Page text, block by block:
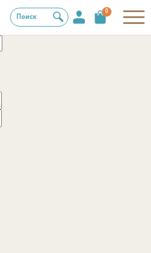
Поиск
0